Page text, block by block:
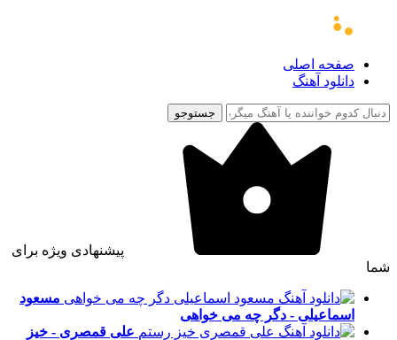
صفحه اصلی
دانلود آهنگ
جستوجو
پیشنهادی ویژه برای
شما
مسعود
اسماعیلی - دگر چه می خواهی
علی قمصری - خیز